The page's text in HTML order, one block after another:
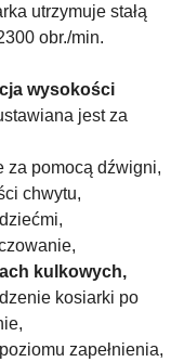
utrzymuje stałą
obr./min.
wysokości
jest za
za pomocą dźwigni,
chwytu,
kulkowych,
kosiarki po
zapełnienia,